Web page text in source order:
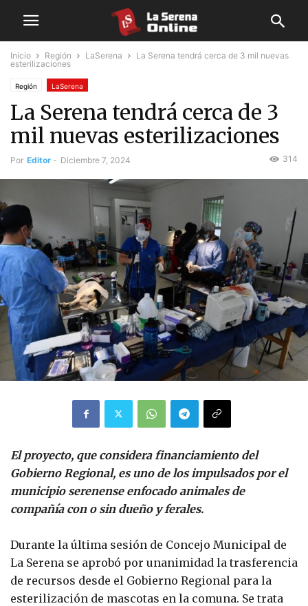
Inicio Región LaSerena
La Serena tendrá cerca de 3 mil nuevas
esterilizaciones
Región LaSerena
La Serena tendrá cerca de 3
mil nuevas esterilizaciones
Por Editor - Diciembre 7, 2024 314
El proyecto, que considera financiamiento del
Gobierno Regional, es uno de los impulsados por el
municipio serenense enfocado animales de
compañía con o sin dueño y ferales.
Durante la última sesión de Concejo Municipal de
La Serena se aprobó por unanimidad la trasferencia
de recursos desde el Gobierno Regional para la
esterilización de mascotas en la comuna. Se trata